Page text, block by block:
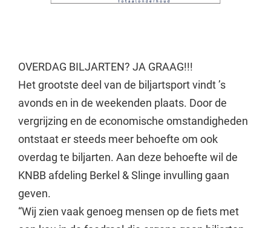
OVERDAG BILJARTEN? JA GRAAG!!!
Het grootste deel van de biljartsport vindt ’s
avonds en in de weekenden plaats. Door de
vergrijzing en de economische omstandigheden
ontstaat er steeds meer behoefte om ook
overdag te biljarten. Aan deze behoefte wil de
KNBB afdeling Berkel & Slinge invulling gaan
geven.
“Wij zien vaak genoeg mensen op de fiets met